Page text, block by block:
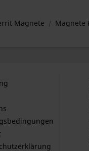
Magnete Magnete